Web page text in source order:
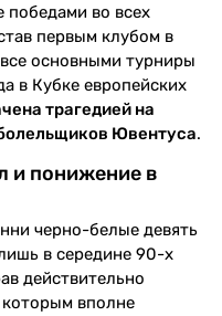
победами во всех
первым клубом в
основными турниры
в Кубке европейских
трагедией на
Ювентуса.
и понижение в
черно-белые девять
в середине 90-х
действительно
вполне